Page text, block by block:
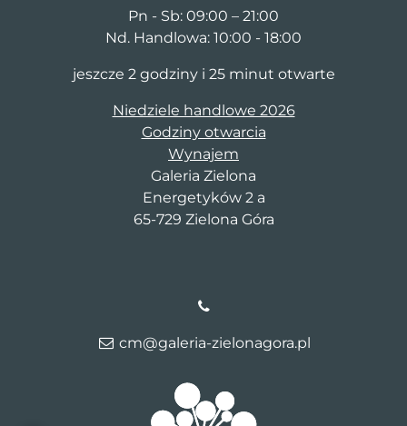
Pn - Sb: 09:00 – 21:00
Nd. Handlowa: 10:00 - 18:00
jeszcze 2 godziny i 25 minut otwarte
Niedziele handlowe 2026
Godziny otwarcia
Wynajem
Galeria Zielona
Energetyków 2 a
65-729 Zielona Góra
cm@galeria-zielonagora.pl